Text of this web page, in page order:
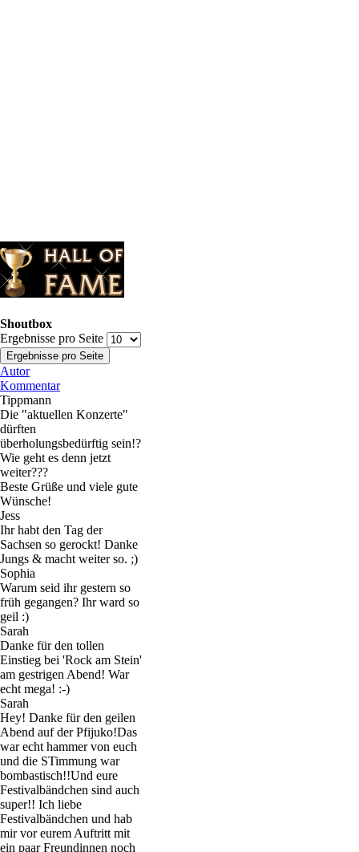
Shoutbox
Ergebnisse pro Seite
Autor
Kommentar
Tippmann
Die "aktuellen Konzerte"
dürften
überholungsbedürftig sein!?
Wie geht es denn jetzt
weiter???
Beste Grüße und viele gute
Wünsche!
Jess
Ihr habt den Tag der
Sachsen so gerockt! Danke
Jungs & macht weiter so. ;)
Sophia
Warum seid ihr gestern so
früh gegangen? Ihr ward so
geil :)
Sarah
Danke für den tollen
Einstieg bei 'Rock am Stein'
am gestrigen Abend! War
echt mega! :-)
Sarah
Hey! Danke für den geilen
Abend auf der Pfijuko!Das
war echt hammer von euch
und die STimmung war
bombastisch!!Und eure
Festivalbändchen sind auch
super!! Ich liebe
Festivalbändchen und hab
mir vor eurem Auftritt mit
ein paar Freundinnen noch